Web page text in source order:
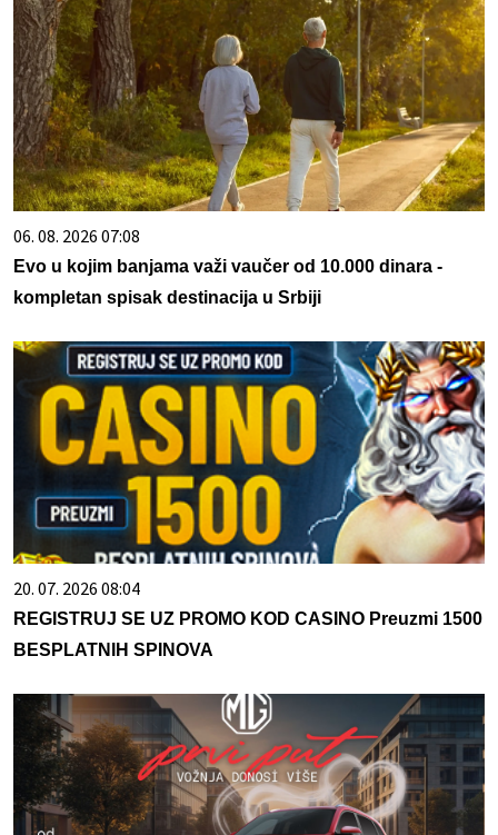
06. 08. 2026 07:08
Evo u kojim banjama važi vaučer od 10.000 dinara -
kompletan spisak destinacija u Srbiji
20. 07. 2026 08:04
REGISTRUJ SE UZ PROMO KOD CASINO Preuzmi 1500
BESPLATNIH SPINOVA